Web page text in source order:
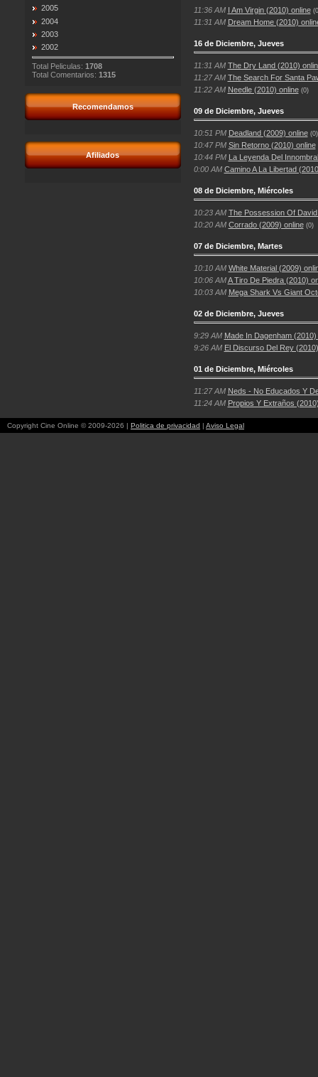
2005
2004
2003
2002
Total Peliculas: 1708
Total Comentarios: 1315
Recomendamos
Afiliados
11:36 AM I Am Virgin (2010) online
11:31 AM Dream Home (2010)
16 de Diciembre, Jueves
11:31 AM The Dry Land (2010)
11:27 AM The Search For Santa
11:22 AM Needle (2010) online (0)
09 de Diciembre, Jueves
10:51 PM Deadland (2009) online (0)
10:47 PM Sin Retorno (2010) online
10:44 PM La Leyenda Del
0:00 AM Camino A La Libertad
08 de Diciembre, Miércoles
10:23 AM The Possession Of
10:20 AM Corrado (2009) online (0)
07 de Diciembre, Martes
10:10 AM White Material (2009)
10:06 AM A Tiro De Piedra (2010)
10:03 AM Mega Shark Vs Giant
02 de Diciembre, Jueves
9:29 AM Made In Dagenham (2010)
9:26 AM El Discurso Del Rey
01 de Diciembre, Miércoles
11:27 AM Neds - No Educados Y
11:24 AM Propios Y Extraños
Copyright Cine Online © 2009-2026 | Politica de privacidad | Aviso Legal